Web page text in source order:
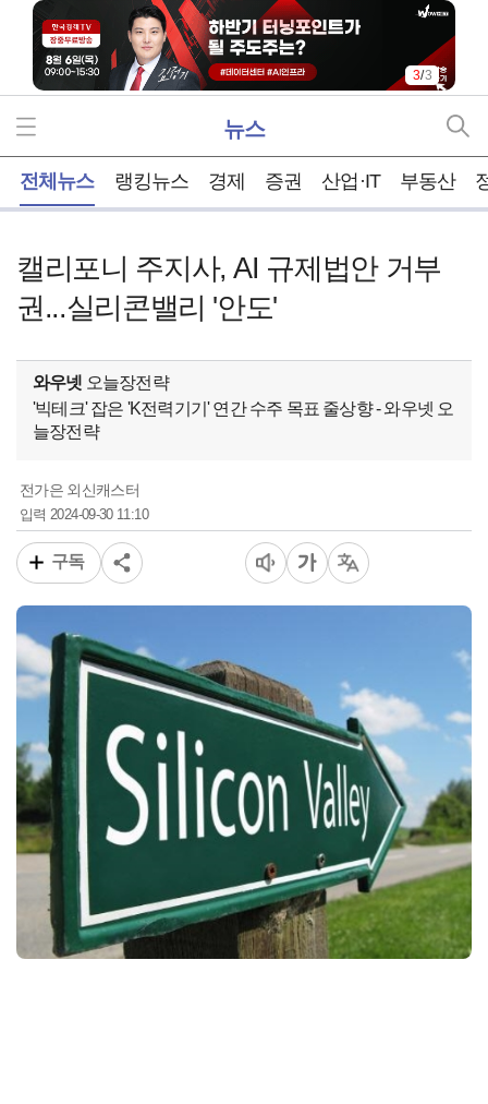
3/3
뉴스
전체뉴스 랭킹뉴스 경제 증권 산업·IT 부동산
캘리포니 주지사, AI 규제법안 거부
권...실리콘밸리 '안도'
와우넷 오늘장전략
'빅테크' 잡은 'K전력기기' 연간 수주 목표 줄상향 - 와우넷 오
늘장전략
전가은 외신캐스터
입력 2024-09-30 11:10
구독